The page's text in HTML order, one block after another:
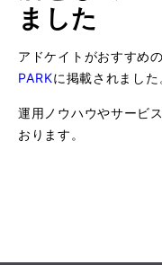
ました
アドケイトがおすすめ
PARKに掲載されました
運用ノウハウやサービ
おります。